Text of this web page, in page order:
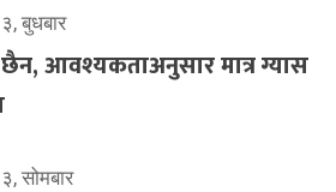
बुधबार
आवश्यकताअनुसार मात्र ग्यास
सोमबार